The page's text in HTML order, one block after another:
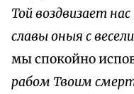
Той воздвизает
славы оныя с
мы спокойно
рабом Твоим